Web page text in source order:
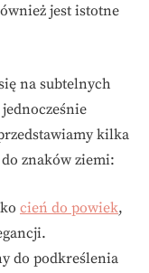
jest istotne
na subtelnych
kilka
znaków ziemi:
cień do powiek,
do podkreślenia